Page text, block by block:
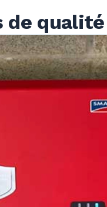
de qualité